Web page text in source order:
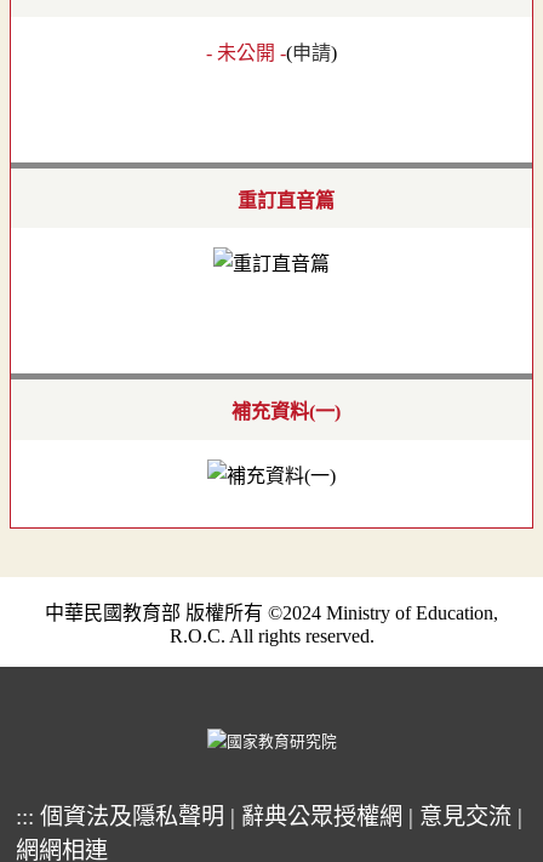
- 未公開 -(申請)
重訂直音篇
補充資料(一)
中華民國教育部 版權所有 ©2024 Ministry of Education,
R.O.C. All rights reserved.
::: 個資法及隱私聲明 | 辭典公眾授權網 | 意見交流 |
網網相連